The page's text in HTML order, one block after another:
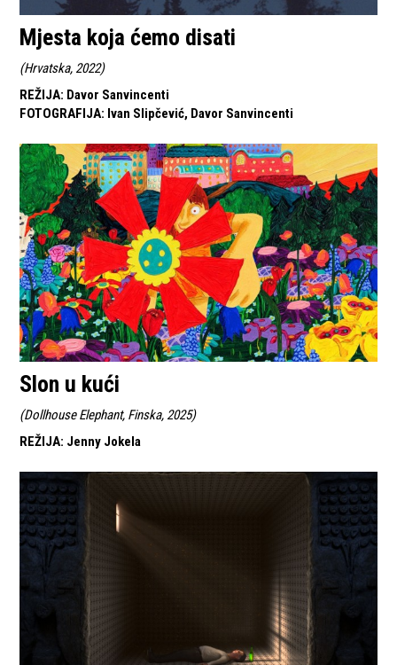
Mjesta koja ćemo disati
(Hrvatska, 2022)
REŽIJA: Davor Sanvincenti
FOTOGRAFIJA: Ivan Slipčević, Davor Sanvincenti
Slon u kući
(Dollhouse Elephant, Finska, 2025)
REŽIJA: Jenny Jokela